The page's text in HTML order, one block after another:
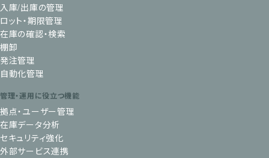
入庫/出庫の管理
ロット・期限管理
在庫の確認・検索
棚卸
発注管理
自動化管理
管理・運用に役立つ機能
拠点・ユーザー管理
在庫データ分析
セキュリティ強化
外部サービス連携